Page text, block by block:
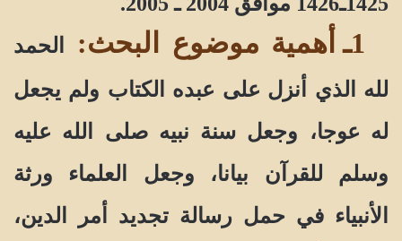
1ـ أهمية موضوع البحث:
الحمد
لله الذي أنزل على عبده الكتاب ولم يجعل
له عوجا، وجعل سنة نبيه صلى الله عليه
وسلم للقرآن بيانا، وجعل العلماء ورثة
الأنبياء في حمل رسالة تجديد أمر الدين،